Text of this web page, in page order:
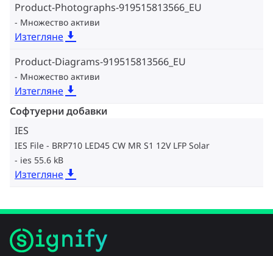
Product-Photographs-919515813566_EU
Множество активи
Изтегляне
Product-Diagrams-919515813566_EU
Множество активи
Изтегляне
Софтуерни добавки
IES
IES File - BRP710 LED45 CW MR S1 12V LFP Solar
ies 55.6 kB
Изтегляне